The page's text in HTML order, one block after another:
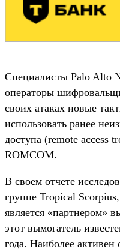
Специалисты Palo Alto
операторы
своих атаках новые
использовать ранее
доступа (remote access
ROMCOM.
В своем отчете
группе Tropical
является «партнером»
этот вымогатель
года. Наиболее